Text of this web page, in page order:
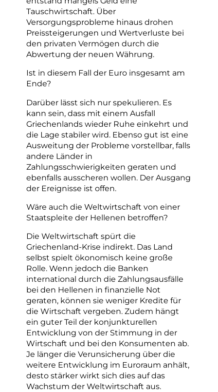
Tauschwirtschaft. Über
Versorgungsprobleme hinaus drohen
Preissteigerungen und Wertverluste bei
den privaten Vermögen durch die
Abwertung der neuen Währung.
Ist in diesem Fall der Euro insgesamt am
Ende?
Darüber lässt sich nur spekulieren. Es
kann sein, dass mit einem Ausfall
Griechenlands wieder Ruhe einkehrt und
die Lage stabiler wird. Ebenso gut ist eine
Ausweitung der Probleme vorstellbar, falls
andere Länder in
Zahlungsschwierigkeiten geraten und
ebenfalls ausscheren wollen. Der Ausgang
der Ereignisse ist offen.
Wäre auch die Weltwirtschaft von einer
Staatspleite der Hellenen betroffen?
Die Weltwirtschaft spürt die
Griechenland-Krise indirekt. Das Land
selbst spielt ökonomisch keine große
Rolle. Wenn jedoch die Banken
international durch die Zahlungsausfälle
bei den Hellenen in finanzielle Not
geraten, können sie weniger Kredite für
die Wirtschaft vergeben. Zudem hängt
ein guter Teil der konjunkturellen
Entwicklung von der Stimmung in der
Wirtschaft und bei den Konsumenten ab.
Je länger die Verunsicherung über die
weitere Entwicklung im Euroraum anhält,
desto stärker wirkt sich dies auf das
Wachstum der Weltwirtschaft aus.